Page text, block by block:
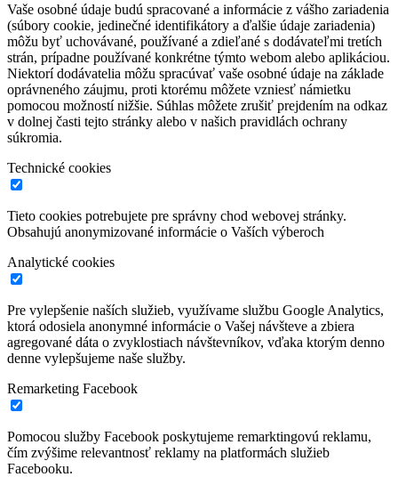
Vaše osobné údaje budú spracované a informácie z vášho zariadenia
(súbory cookie, jedinečné identifikátory a ďalšie údaje zariadenia)
môžu byť uchovávané, používané a zdieľané s dodávateľmi tretích
strán, prípadne používané konkrétne týmto webom alebo aplikáciou.
Niektorí dodávatelia môžu spracúvať vaše osobné údaje na základe
oprávneného záujmu, proti ktorému môžete vzniesť námietku
pomocou možností nižšie. Súhlas môžete zrušiť prejdením na odkaz
v dolnej časti tejto stránky alebo v našich pravidlách ochrany
súkromia.
Technické cookies
Tieto cookies potrebujete pre správny chod webovej stránky.
Obsahujú anonymizované informácie o Vaších výberoch
Analytické cookies
Pre vylepšenie naších služieb, využívame službu Google Analytics,
ktorá odosiela anonymné informácie o Vašej návšteve a zbiera
agregované dáta o zvyklostiach návštevníkov, vďaka ktorým denno
denne vylepšujeme naše služby.
Remarketing Facebook
Pomocou služby Facebook poskytujeme remarktingovú reklamu,
čím zvýšime relevantnosť reklamy na platformách služieb
Facebooku.